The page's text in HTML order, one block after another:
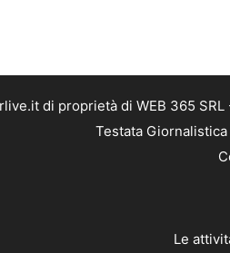
di proprietà di WEB 365 SRL
Testata
Le